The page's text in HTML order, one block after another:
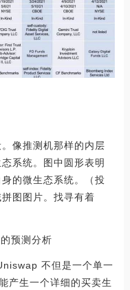
像推测机那样的内层
系统。图中圆形表明
的微生态系统。（投
图图片。找寻有着
预测分析
不但是一个单一
产生一个详细的买卖生